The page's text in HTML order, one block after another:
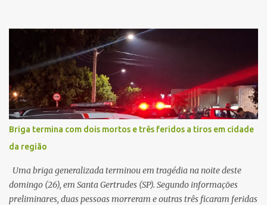
partida. Ainda segundo o registro policial, o condutor estacionou o
carro, certificou-se de que todas as portas estavam trancadas,
permaneceu com a chave de ignição e se ausentou do local por
cerca de dez minutos para buscar ajuda. Ao retornar, constatou
que o automóvel havia desaparecido. A vítima realizou buscas
pelas imediações, mas não conseguiu localizar o veículo.
Conforme o boletim, um menino de aproximadamente 10 anos
relatou ter visto a Spin passando pelo local fazendo um forte ruído,
característica compatível com o problema mecânico que o veículo
já apresentava antes do furto. O carro possui seguro e, segundo a
v...
Briga termina com dois mortos e três feridos a tiros em cidade
da região
Uma briga generalizada terminou em tragédia na noite deste
domingo (26), em Santa Gertrudes (SP). Segundo informações
preliminares, duas pessoas morreram e outras três ficaram feridas